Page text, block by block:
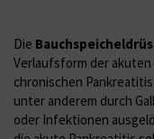
Die
Verlaufsform der
chronischen
unter anderem durch
oder Infektionen